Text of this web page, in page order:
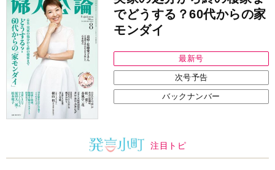
でどうする？60代からの家
モンダイ
最新号
次号予告
バックナンバー
注目トピ